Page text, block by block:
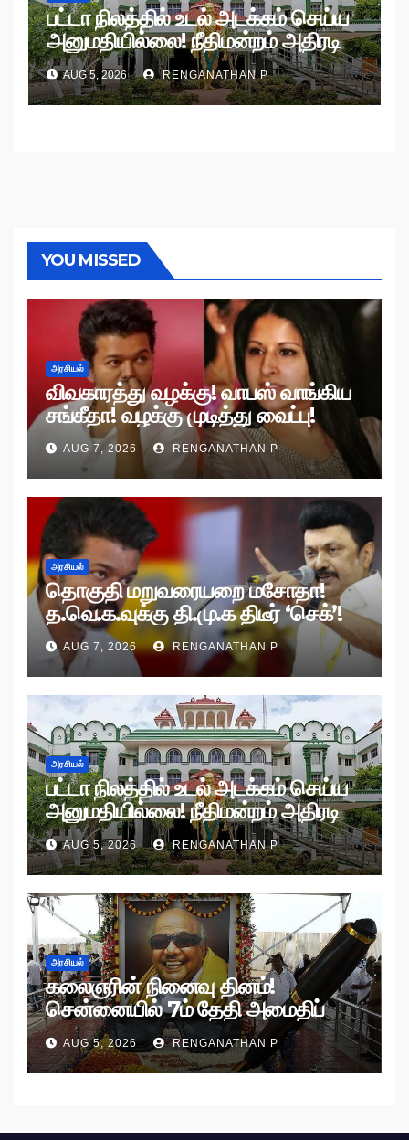
பட்டா நிலத்தில் உடல் அடக்கம் செய்ய
அனுமதியில்லை! நீதிமன்றம் அதிரடி
உத்தரவு!
AUG 5, 2026 RENGANATHAN P
YOU MISSED
அரசியல்
விவகாரத்து வழக்கு! வாபஸ் வாங்கிய
சங்கீதா! வழக்கு முடித்து வைப்பு!
AUG 7, 2026 RENGANATHAN P
அரசியல்
தொகுதி மறுவரையறை மசோதா!
த.வெ.க.வுக்கு தி.மு.க திடீர் ‘செக்’!
AUG 7, 2026 RENGANATHAN P
அரசியல்
பட்டா நிலத்தில் உடல் அடக்கம் செய்ய
அனுமதியில்லை! நீதிமன்றம் அதிரடி
உத்தரவு!
AUG 5, 2026 RENGANATHAN P
அரசியல்
கலைஞரின் நினைவு தினம்!
சென்னையில் 7ம் தேதி அமைதிப்
பேரணி!
AUG 5, 2026 RENGANATHAN P